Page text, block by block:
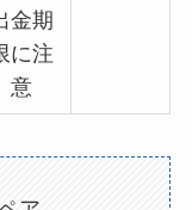
金期
に注
意